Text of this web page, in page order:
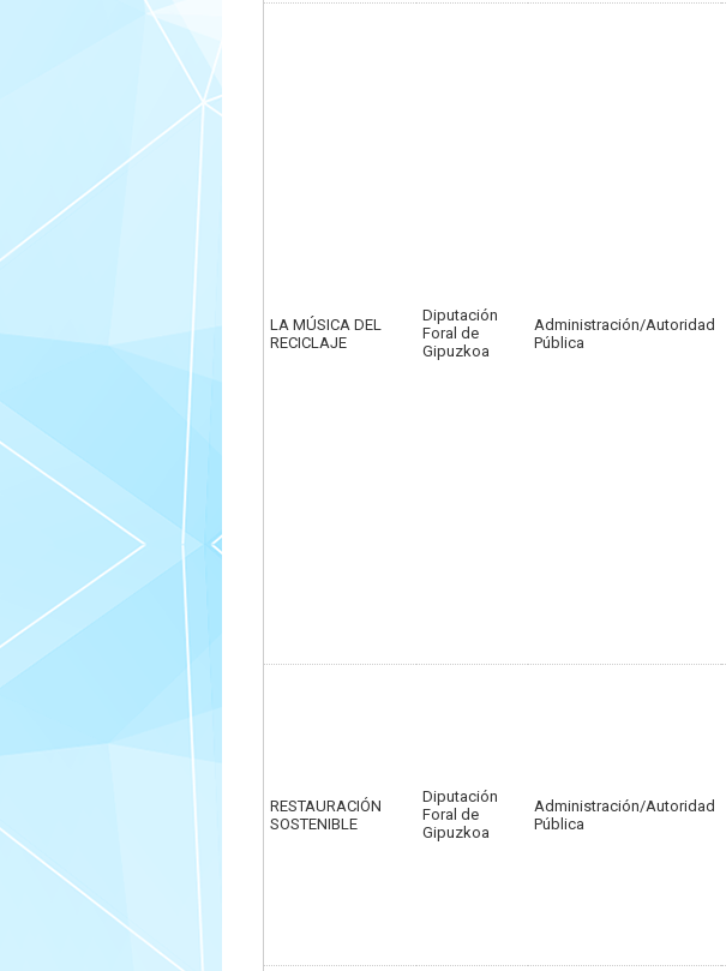
LA MÚSICA DEL
RECICLAJE
Diputación
Foral de
Gipuzkoa
Administración/Autoridad
Pública
RESTAURACIÓN
SOSTENIBLE
Diputación
Foral de
Gipuzkoa
Administración/Autoridad
Pública